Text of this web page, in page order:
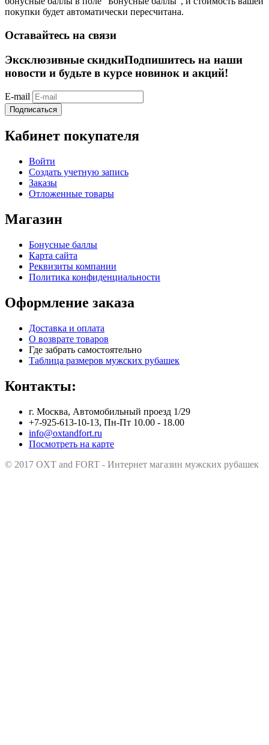
покупки будет автоматически пересчитана.
Оставайтесь на связи
Эксклюзивные скидкиПодпишитесь на наши
новости и будьте в курсе новинок и акций!
E-mail
Подписаться
Кабинет покупателя
Войти
Создать учетную запись
Заказы
Отложенные товары
Магазин
Бонусные баллы
Карта сайта
Реквизиты компании
Политика конфиденциальности
Оформление заказа
Доставка и оплата
О возврате товаров
Где забрать самостоятельно
Таблица размеров мужских рубашек
Контакты:
г. Москва, Автомобильный проезд 1/29
+7-925-613-10-13, Пн-Пт 10.00 - 18.00
info@oxtandfort.ru
Посмотреть на карте
© 2017 OXT and FORT - Интернет магазин мужских рубашек